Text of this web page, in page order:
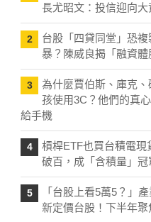
長尤昭文：投信迎向
2
台股「四貸同堂」恐
暴？陳威良揭「融資體
3
為什麼賈伯斯、庫克
孩使用3C？他們的真
給手機
4
槓桿ETF也買台積電現
破百，成「含積量」冠
5
「台股上看5萬5？」
新定價台股！下半年